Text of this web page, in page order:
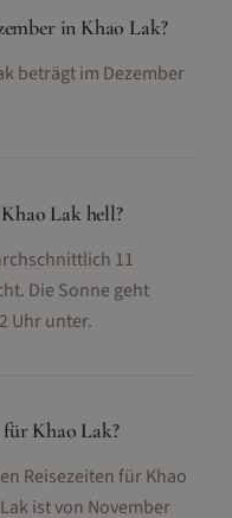
in Khao Lak?
beträgt im Dezember
Lak hell?
11
Die Sonne geht
Uhr unter.
für Khao Lak?
Reisezeiten für Khao
ist von November